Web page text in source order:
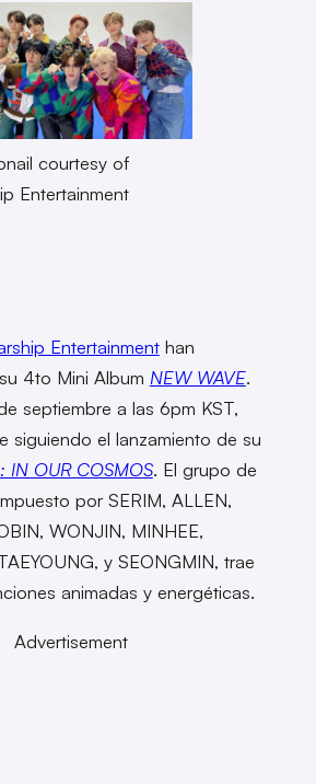
courtesy of
Entertainment
Entertainmenthan
4to Mini Album NEW WAVE.
septiembre a las 6pm KST,
siguiendo el lanzamiento de su
IN OUR COSMOS. El grupo de
por SERIM, ALLEN,
WONJIN, MINHEE,
y SEONGMIN, trae
animadas y energéticas.
Advertisement